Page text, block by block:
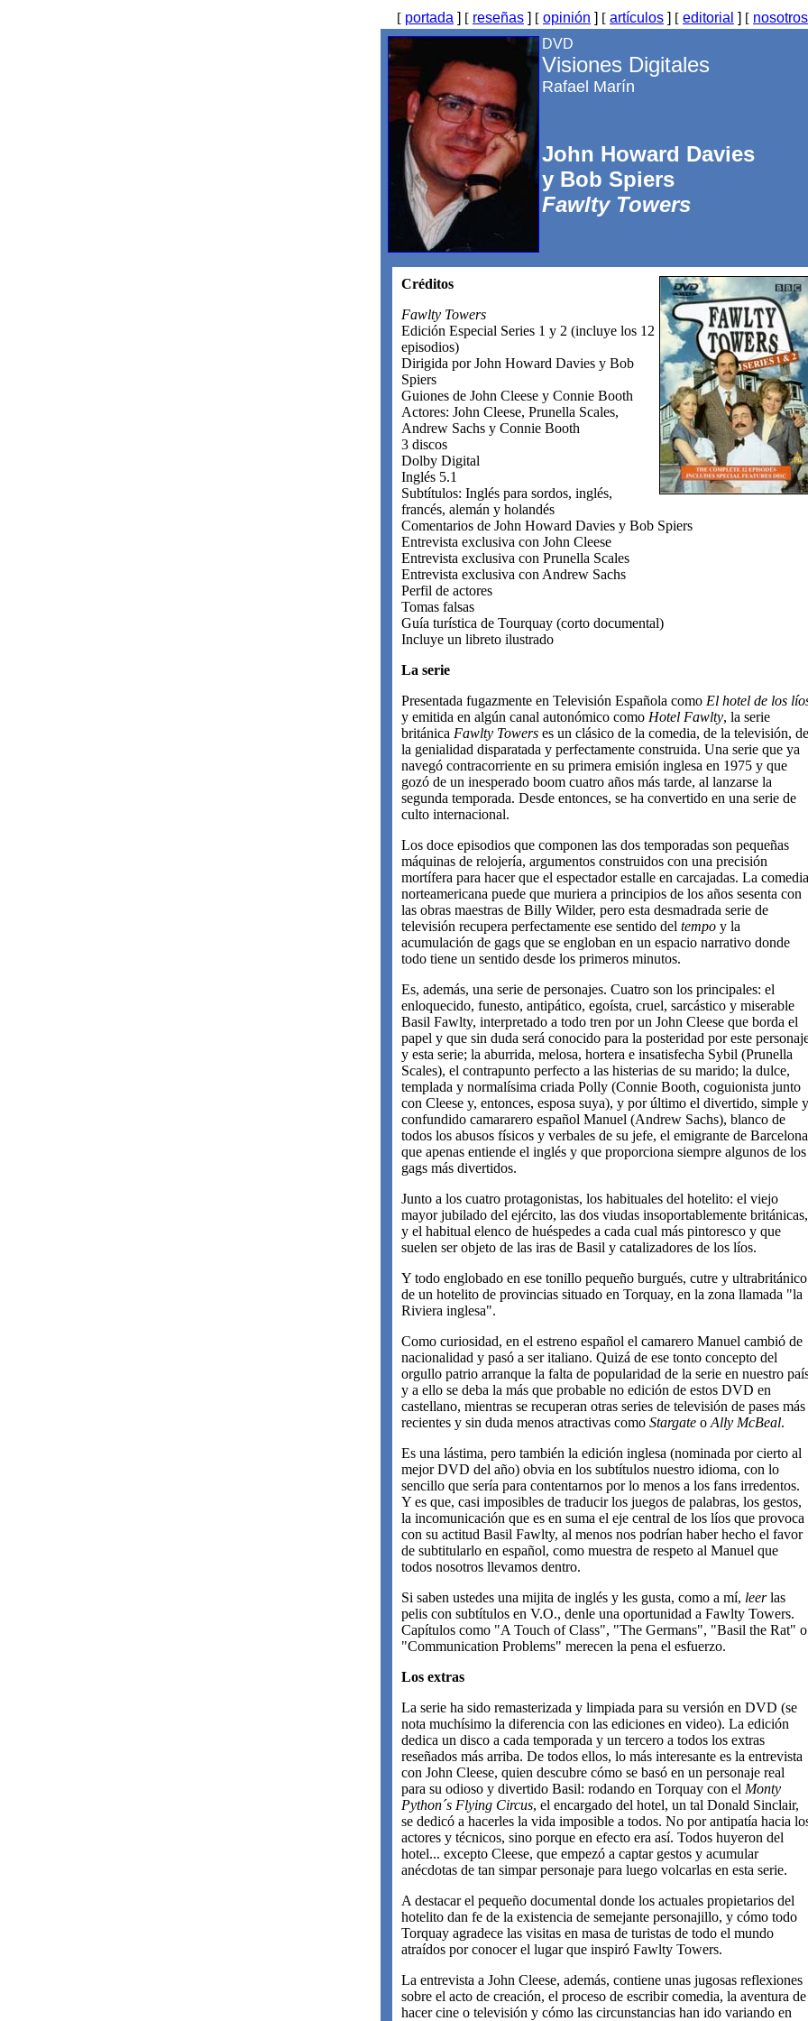
[ portada ] [ reseñas ] [ opinión ] [ artículos ] [ editorial ] [ nosotros
DVD
Visiones Digitales
Rafael Marín
John Howard Davies
y Bob Spiers
Fawlty Towers
Créditos
Fawlty Towers
Edición Especial Series 1 y 2 (incluye los 12
episodios)
Dirigida por John Howard Davies y Bob
Spiers
Guiones de John Cleese y Connie Booth
Actores: John Cleese, Prunella Scales,
Andrew Sachs y Connie Booth
3 discos
Dolby Digital
Inglés 5.1
Subtítulos: Inglés para sordos, inglés,
francés, alemán y holandés
Comentarios de John Howard Davies y Bob Spiers
Entrevista exclusiva con John Cleese
Entrevista exclusiva con Prunella Scales
Entrevista exclusiva con Andrew Sachs
Perfil de actores
Tomas falsas
Guía turística de Tourquay (corto documental)
Incluye un libreto ilustrado
La serie
Presentada fugazmente en Televisión Española como El hotel de los
y emitida en algún canal autonómico como Hotel Fawlty, la serie
británica Fawlty Towers es un clásico de la comedia, de la televisión, de
la genialidad disparatada y perfectamente construida. Una serie que ya
navegó contracorriente en su primera emisión inglesa en 1975 y que
gozó de un inesperado boom cuatro años más tarde, al lanzarse la
segunda temporada. Desde entonces, se ha convertido en una serie de
culto internacional.
Los doce episodios que componen las dos temporadas son pequeñas
máquinas de relojería, argumentos construidos con una precisión
mortífera para hacer que el espectador estalle en carcajadas. La comedia
norteamericana puede que muriera a principios de los años sesenta con
las obras maestras de Billy Wilder, pero esta desmadrada serie de
televisión recupera perfectamente ese sentido del tempo y la
acumulación de gags que se engloban en un espacio narrativo donde
todo tiene un sentido desde los primeros minutos.
Es, además, una serie de personajes. Cuatro son los principales: el
enloquecido, funesto, antipático, egoísta, cruel, sarcástico y miserable
Basil Fawlty, interpretado a todo tren por un John Cleese que borda el
papel y que sin duda será conocido para la posteridad por este
y esta serie; la aburrida, melosa, hortera e insatisfecha Sybil (Prunella
Scales), el contrapunto perfecto a las histerias de su marido; la dulce,
templada y normalísima criada Polly (Connie Booth, coguionista junto
con Cleese y, entonces, esposa suya), y por último el divertido, simple y
confundido camararero español Manuel (Andrew Sachs), blanco de
todos los abusos físicos y verbales de su jefe, el emigrante de Barcelona
que apenas entiende el inglés y que proporciona siempre algunos de los
gags más divertidos.
Junto a los cuatro protagonistas, los habituales del hotelito: el viejo
mayor jubilado del ejército, las dos viudas insoportablemente británicas,
y el habitual elenco de huéspedes a cada cual más pintoresco y que
suelen ser objeto de las iras de Basil y catalizadores de los líos.
Y todo englobado en ese tonillo pequeño burgués, cutre y ultrabritánico
de un hotelito de provincias situado en Torquay, en la zona llamada "la
Riviera inglesa".
Como curiosidad, en el estreno español el camarero Manuel cambió de
nacionalidad y pasó a ser italiano. Quizá de ese tonto concepto del
orgullo patrio arranque la falta de popularidad de la serie en nuestro
y a ello se deba la más que probable no edición de estos DVD en
castellano, mientras se recuperan otras series de televisión de pases más
recientes y sin duda menos atractivas como Stargate o Ally McBeal.
Es una lástima, pero también la edición inglesa (nominada por cierto al
mejor DVD del año) obvia en los subtítulos nuestro idioma, con lo
sencillo que sería para contentarnos por lo menos a los fans irredentos.
Y es que, casi imposibles de traducir los juegos de palabras, los gestos,
la incomunicación que es en suma el eje central de los líos que provoca
con su actitud Basil Fawlty, al menos nos podrían haber hecho el favor
de subtitularlo en español, como muestra de respeto al Manuel que
todos nosotros llevamos dentro.
Si saben ustedes una mijita de inglés y les gusta, como a mí, leerlas
pelis con subtítulos en V.O., denle una oportunidad a Fawlty Towers.
Capítulos como "A Touch of Class", "The Germans", "Basil the Rat" o
"Communication Problems" merecen la pena el esfuerzo.
Los extras
La serie ha sido remasterizada y limpiada para su versión en DVD (se
nota muchísimo la diferencia con las ediciones en video). La edición
dedica un disco a cada temporada y un tercero a todos los extras
reseñados más arriba. De todos ellos, lo más interesante es la entrevista
con John Cleese, quien descubre cómo se basó en un personaje real
para su odioso y divertido Basil: rodando en Torquay con el Monty
Python´s Flying Circus, el encargado del hotel, un tal Donald Sinclair,
se dedicó a hacerles la vida imposible a todos. No por antipatía hacia
actores y técnicos, sino porque en efecto era así. Todos huyeron del
hotel... excepto Cleese, que empezó a captar gestos y acumular
anécdotas de tan simpar personaje para luego volcarlas en esta serie.
A destacar el pequeño documental donde los actuales propietarios del
hotelito dan fe de la existencia de semejante personajillo, y cómo todo
Torquay agradece las visitas en masa de turistas de todo el mundo
atraídos por conocer el lugar que inspiró Fawlty Towers.
La entrevista a John Cleese, además, contiene unas jugosas reflexiones
sobre el acto de creación, el proceso de escribir comedia, la aventura de
hacer cine o televisión y cómo las circunstancias han ido variando en